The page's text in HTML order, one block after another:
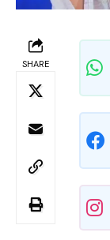
SHARE